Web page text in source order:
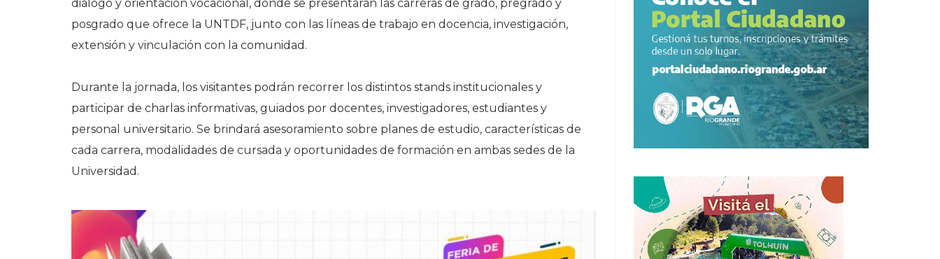
diálogo y orientación vocacional, donde se presentarán las carreras de grado, pregrado y
posgrado que ofrece la UNTDF, junto con las líneas de trabajo en docencia, investigación,
extensión y vinculación con la comunidad.
Durante la jornada, los visitantes podrán recorrer los distintos stands institucionales y
participar de charlas informativas, guiados por docentes, investigadores, estudiantes y
personal universitario. Se brindará asesoramiento sobre planes de estudio, características de
cada carrera, modalidades de cursada y oportunidades de formación en ambas sedes de la
Universidad.